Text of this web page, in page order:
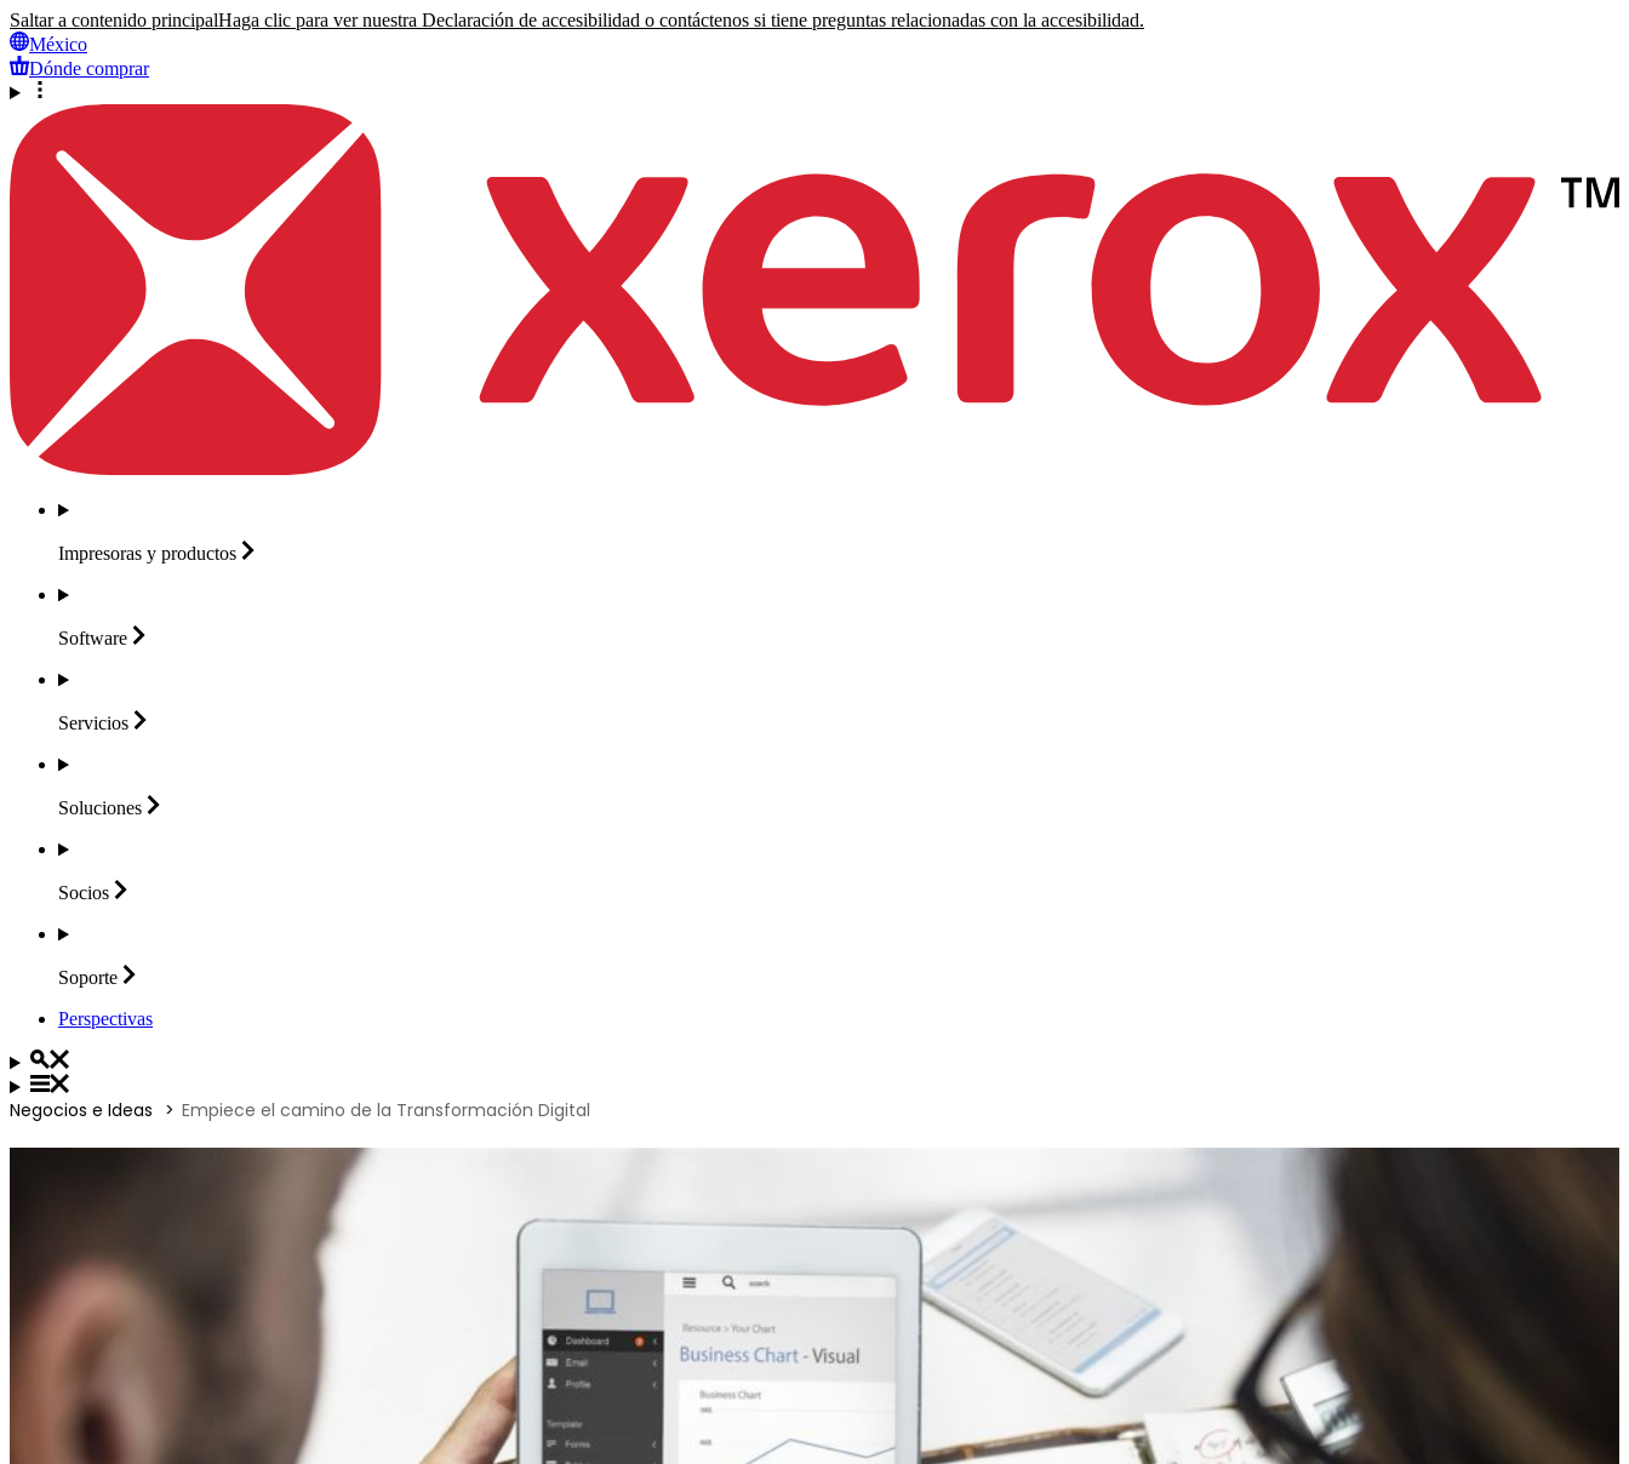
Saltar a contenido principalHaga clic para ver nuestra Declaración de accesibilidad o contáctenos si tiene preguntas relacionadas con la accesibilidad.
México
Dónde comprar
Impresoras y productos
Software
Servicios
Soluciones
Socios
Soporte
Perspectivas
Negocios e Ideas Empiece el camino de la Transformación Digital